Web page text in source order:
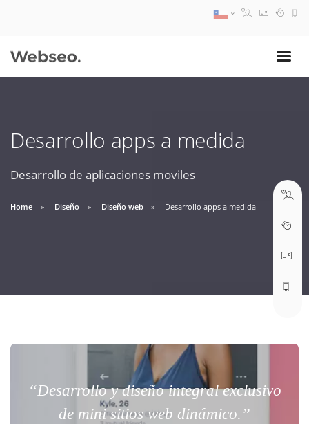
Desarrollo apps a medida
Desarrollo de aplicaciones moviles
Home Diseño Diseño web Desarrollo apps a medida
“Desarrollo y diseño integral exclusivo
de mini sitios web dinámico.”
09:30 AM A 18:30 PM
soporte@webseo.cl